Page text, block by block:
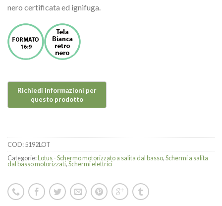
nero certificata ed ignifuga.
COD:5192LOT
Categorie:Lotus - Schermo motorizzato a salita dal basso,Schermi a salita
dal basso motorizzati,Schermi elettrici